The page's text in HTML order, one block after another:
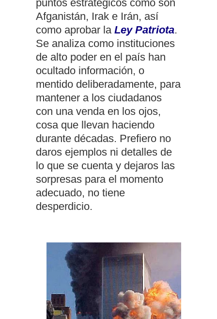
puntos estratégicos como son
Afganistán, Irak e Irán, así
como aprobar la Ley Patriota.
Se analiza como instituciones
de alto poder en el país han
ocultado información, o
mentido deliberadamente, para
mantener a los ciudadanos
con una venda en los ojos,
cosa que llevan haciendo
durante décadas. Prefiero no
daros ejemplos ni detalles de
lo que se cuenta y dejaros las
sorpresas para el momento
adecuado, no tiene
desperdicio.